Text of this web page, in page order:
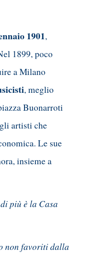
1901,
1899, poco
a Milano
, meglio
Buonarroti
artisti che
Le sue
insieme a
più è la Casa
non favoriti dalla